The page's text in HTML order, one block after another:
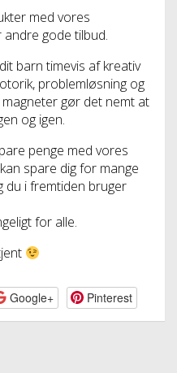
med vores
gode tilbud.
barn timevis af kreativ
problemløsning og
gør det nemt at
og igen.
penge med vores
spare dig for mange
du i fremtiden bruger
for alle.
Google+ Pinterest